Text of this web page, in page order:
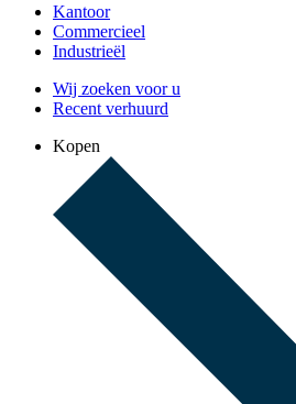
Kantoor
Commercieel
Industrieël
Wij zoeken voor u
Recent verhuurd
Kopen